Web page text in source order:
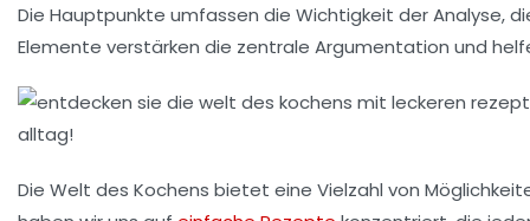
Die Hauptpunkte umfassen die Wichtigkeit der Analyse,
Elemente verstärken die zentrale Argumentation und
Die Welt des Kochens bietet eine Vielzahl von